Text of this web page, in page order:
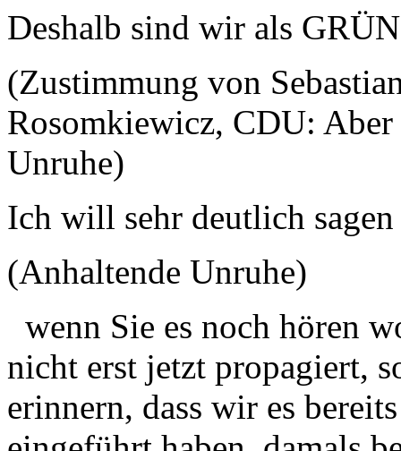
Deshalb sind wir als
(Zustimmung von
Rosomkiewicz, CDU:
Unruhe)
Ich will sehr deutlich sagen
(Anhaltende Unruhe)
wenn Sie es noch hören
nicht erst jetzt propagiert,
erinnern, dass wir es